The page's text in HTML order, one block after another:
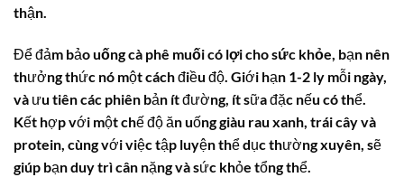
thận.
Để đảm bảouống cà phê muối có lợi cho sức khỏe, bạn nên
thưởng thức nó một cách điều độ. Giới hạn 1-2 ly mỗi ngày,
và ưu tiên các phiên bản ít đường, ít sữa đặc nếu có thể.
Kết hợp với một chế độ ăn uống giàu rau xanh, trái cây và
protein, cùng với việc tập luyện thể dục thường xuyên, sẽ
giúp bạn duy trì cân nặng và sức khỏe tổng thể.